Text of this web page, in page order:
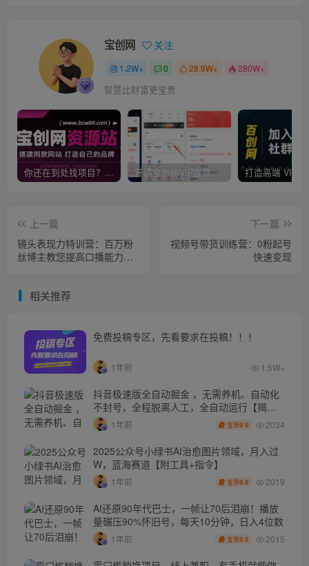
宝创网 关注
1.2W+ 0 28.9W+ 280W+
智慧比财富更宝贵
你还在到处找项目？还在当韭菜？我靠卖项目一个月收入5万+，曾经我也是个失败者。 开通宝创网VIP会员，尊享全站资源免费下载，享70%的推广提成！！【限时五折优惠】
上一篇
镜头表现力特训营：百万粉
丝博主教您提高口播能力，
下一篇
视频号带货训练营：0粉起号
快速变现
相关推荐
免费投稿专区，先看要求在投稿！！！
1年前 1.5W+
抖音极速版全自动掘金 ，无需养机、自动化
不封号，全程脱离人工，全自动运行【揭
秘】 1年前 宝币9.9 2034
2025公众号小绿书AI治愈图片领域，月入过
W，蓝海赛道【附工具+指令】
1年前 宝币9.9 2019
AI还原90年代巴士，一帧让70后泪崩！播放
量碾压90%怀旧号，每天10分钟，日入4位数
1年前 宝币9.9 2015